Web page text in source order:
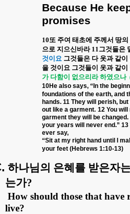
Because He
promises
10또 주여 태초에 주께서 땅
으로 지으신바라11그것들은
것이요 그것들은 다 옷과 같이
을 것이요 그것들이 옷과 같
가 다함이 없으리라 하였으나
10He also says, “ In the
foundations of the earth, and
hands. 11 They will perish,
out like a garment. 12 You
garment they will be
your years will never end.” 13
ever say,
“Sit at my right hand until I
your feet (Hebrews 1:10-13)
하나님의 은혜를 받은자
는가?
How should those that have
live?